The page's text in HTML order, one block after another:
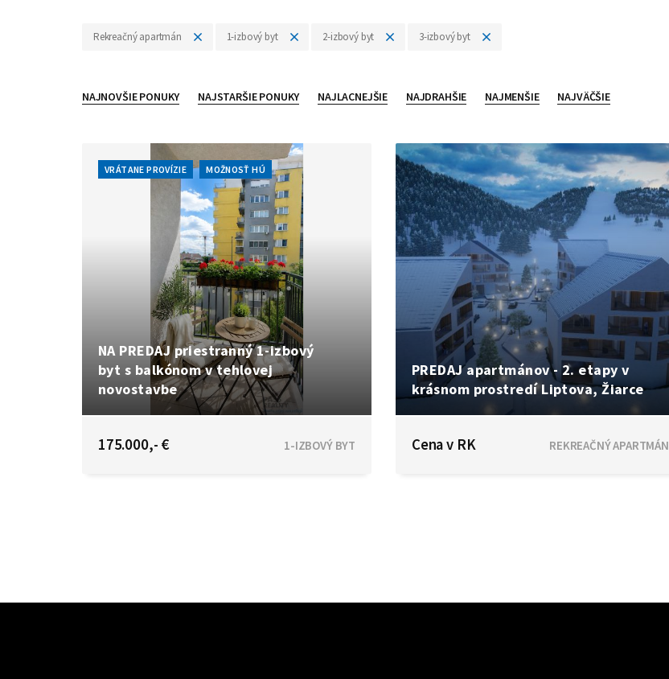
Rekreačný apartmán 1-izbový byt 2-izbový byt 3-izbový byt
NAJNOVŠIE PONUKY NAJSTARŠIE PONUKY NAJLACNEJŠIE NAJDRAHŠIE NAJMENŠIE NAJVÄČŠIE
VRÁTANE PROVÍZIE MOŽNOSŤ HÚ
NA PREDAJ priestranný 1-izbový
byt s balkónom v tehlovej
novostavbe
1-IZBOVÝ BYT
175.000,- €
PREDAJ apartmánov - 2. etapy v
krásnom prostredí Liptova, Žiarce
REKREAČNÝ APARTMÁN
Cena v RK